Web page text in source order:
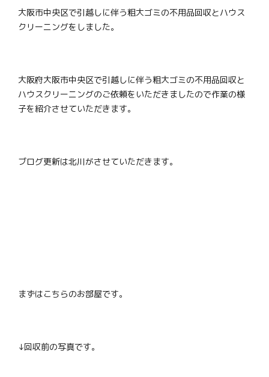
大阪市中央区で引越しに伴う粗大ゴミの不用品回収とハウス
クリーニングをしました。
大阪府大阪市中央区で引越しに伴う粗大ゴミの不用品回収と
ハウスクリーニングのご依頼をいただきましたので作業の様
子を紹介させていただきます。
ブログ更新は北川がさせていただきます。
まずはこちらのお部屋です。
↓回収前の写真です。